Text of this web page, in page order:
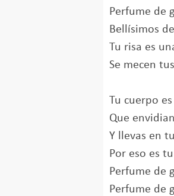
Perfume de
Bellísimos
Tu risa es
Se mecen
Tu cuerpo
Que
Y llevas en
Por eso es
Perfume de
Perfume de